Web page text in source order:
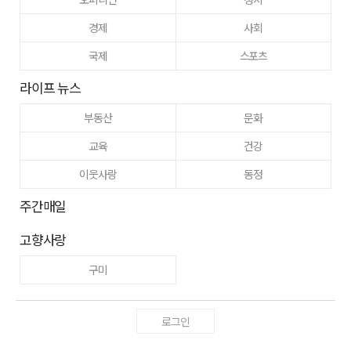
경제
사회
국제
스포츠
라이프 뉴스
부동산
문화
교육
건강
이웃사랑
동정
주간매일
고향사랑
구미
로그인